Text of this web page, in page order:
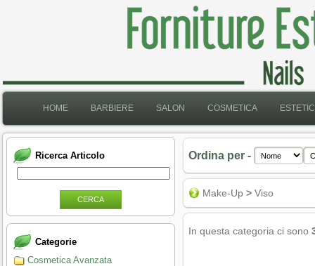
HOME BARBIERE SALON COSMETICA
Ricerca Articolo
CERCA
Categorie
Cosmetica Avanzata
Ordina per -
Make-Up > Viso
In questa categoria ci sono